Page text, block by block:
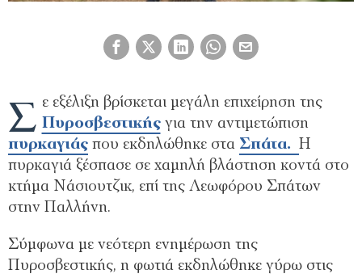
Σ ε εξέλιξη βρίσκεται μεγάλη επιχείρηση της
Πυροσβεστικήςγια την αντιμετώπιση
πυρκαγιάς που εκδηλώθηκε στα Σπάτα. Η
πυρκαγιά ξέσπασε σε χαμηλή βλάστηση κοντά στο
κτήμα Νάσιουτζικ, επί της Λεωφόρου Σπάτων
στην Παλλήνη.
Σύμφωνα με νεότερη ενημέρωση της
Πυροσβεστικής, η φωτιά εκδηλώθηκε γύρω στις